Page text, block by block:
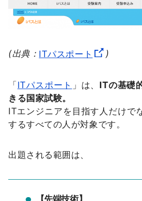
(出典： ITパスポート )
「ITパスポート 」は、 ITの基礎
きる国家試験。
ITエンジニアを目指す人だけで
するすべての人が対象です。
出題される範囲は、